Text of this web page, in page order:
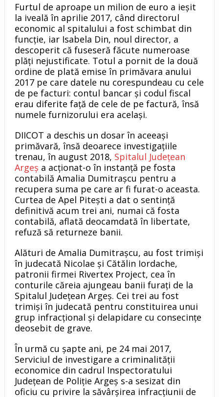
Furtul de aproape un milion de euro a ieşit
la iveală în aprilie 2017, când directorul
economic al spitalului a fost schimbat din
funcție, iar Isabela Din, noul director, a
descoperit că fuseseră făcute numeroase
plăți nejustificate. Totul a pornit de la două
ordine de plată emise în primăvara anului
2017 pe care datele nu corespundeau cu cele
de pe facturi: contul bancar şi codul fiscal
erau diferite faţă de cele de pe factură, însă
numele furnizorului era acelaşi.
DIICOT a deschis un dosar în aceeaşi
primăvară, însă deoarece investigaţiile
trenau, în august 2018, Spitalul Judeţean
Argeş a acţionat-o în instanţă pe fosta
contabilă Amalia Dumitraşcu pentru a
recupera suma pe care ar fi furat-o aceasta.
Curtea de Apel Piteşti a dat o sentinţă
definitivă acum trei ani, numai că fosta
contabilă, aflată deocamdată în libertate,
refuză să returneze banii.
Alături de Amalia Dumitrașcu, au fost trimiși
în judecată Nicolae și Cătălin Iordache,
patronii firmei Rivertex Project, cea în
conturile căreia ajungeau banii furați de la
Spitalul Județean Argeș. Cei trei au fost
trimiși în judecată pentru constituirea unui
grup infracțional și delapidare cu consecințe
deosebit de grave.
În urmă cu șapte ani, pe 24 mai 2017,
Serviciul de investigare a criminalității
economice din cadrul Inspectoratului
Județean de Poliție Argeș s-a sesizat din
oficiu cu privire la săvârșirea infracțiunii de